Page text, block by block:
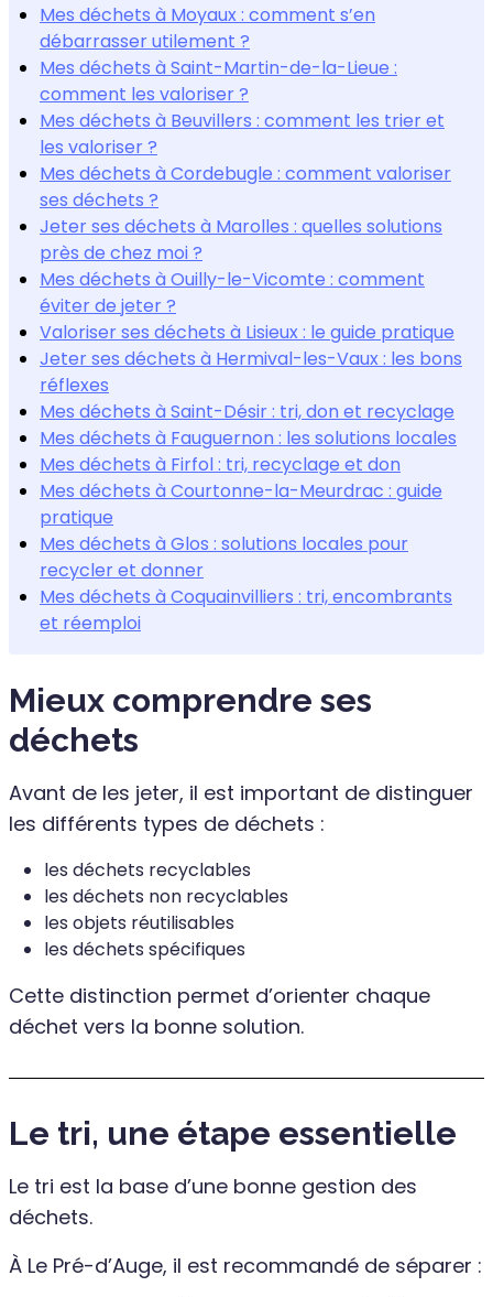
Mes déchets à Moyaux : comment s’en
débarrasser utilement ?
Mes déchets à Saint-Martin-de-la-Lieue :
comment les valoriser ?
Mes déchets à Beuvillers : comment les trier et
les valoriser ?
Mes déchets à Cordebugle : comment valoriser
ses déchets ?
Jeter ses déchets à Marolles : quelles solutions
près de chez moi ?
Mes déchets à Ouilly-le-Vicomte : comment
éviter de jeter ?
Valoriser ses déchets à Lisieux : le guide pratique
Jeter ses déchets à Hermival-les-Vaux : les bons
réflexes
Mes déchets à Saint-Désir : tri, don et recyclage
Mes déchets à Fauguernon : les solutions locales
Mes déchets à Firfol : tri, recyclage et don
Mes déchets à Courtonne-la-Meurdrac : guide
pratique
Mes déchets à Glos : solutions locales pour
recycler et donner
Mes déchets à Coquainvilliers : tri, encombrants
et réemploi
Mieux comprendre ses
déchets
Avant de les jeter, il est important de distinguer
les différents types de déchets :
les déchets recyclables
les déchets non recyclables
les objets réutilisables
les déchets spécifiques
Cette distinction permet d’orienter chaque
déchet vers la bonne solution.
Le tri, une étape essentielle
Le tri est la base d’une bonne gestion des
déchets.
À Le Pré-d’Auge, il est recommandé de séparer :